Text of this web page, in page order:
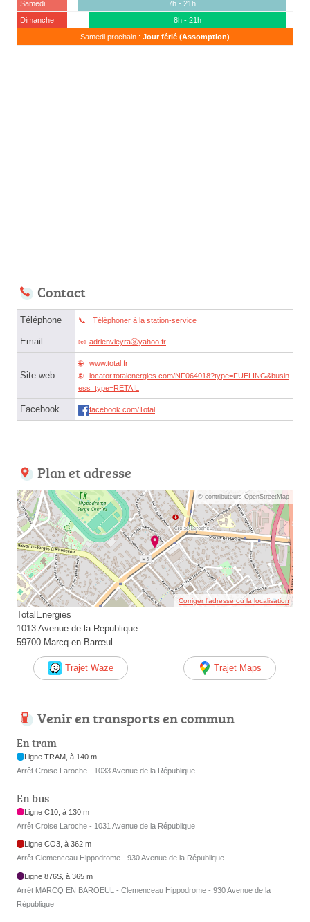
Samedi
7h - 21h
Dimanche
8h - 21h
Samedi prochain : Jour férié (Assomption)
Contact
Téléphone Téléphoner à la station-service
Email adrienvieyraⓐyahoo.fr
Site web
www.total.fr
locator.totalenergies.com/NF064018?type=FUELING&busin
ess_type=RETAIL
Facebook facebook.com/Total
Plan et adresse
© contributeurs OpenStreetMap
Corriger l’adresse ou la localisation
TotalEnergies
1013 Avenue de la Republique
59700 Marcq-en-Barœul
Trajet Waze Trajet Maps
Venir en transports en commun
En tram
Ligne TRAM, à 140 m
Arrêt Croise Laroche - 1033 Avenue de la République
En bus
Ligne C10, à 130 m
Arrêt Croise Laroche - 1031 Avenue de la République
Ligne CO3, à 362 m
Arrêt Clemenceau Hippodrome - 930 Avenue de la République
Ligne 876S, à 365 m
Arrêt MARCQ EN BAROEUL - Clemenceau Hippodrome - 930 Avenue de la
République